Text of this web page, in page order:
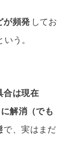
が頻発 してお
う。
合は現在
解消（でも
で、実はまだ